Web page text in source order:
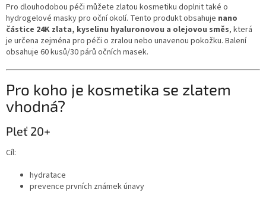
Pro dlouhodobou péči můžete zlatou kosmetiku doplnit také o
hydrogelové masky pro oční okolí. Tento produkt obsahuje nano
částice 24K zlata, kyselinu hyaluronovou a olejovou směs, která
je určena zejména pro péči o zralou nebo unavenou pokožku. Balení
obsahuje 60 kusů/30 párů očních masek.
Pro koho je kosmetika se zlatem
vhodná?
Pleť 20+
Cíl:
hydratace
prevence prvních známek únavy